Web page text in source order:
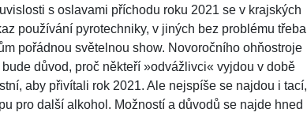
s oslavami příchodu roku 2021 se v krajských
používání pyrotechniky, v jiných bez problému třeba
pořádnou světelnou show. Novoročního ohňostroje
důvod, proč někteří »odvážlivci« vyjdou v době
aby přivítali rok 2021. Ale nejspíše se najdou i tací,
pro další alkohol. Možností a důvodů se najde hned